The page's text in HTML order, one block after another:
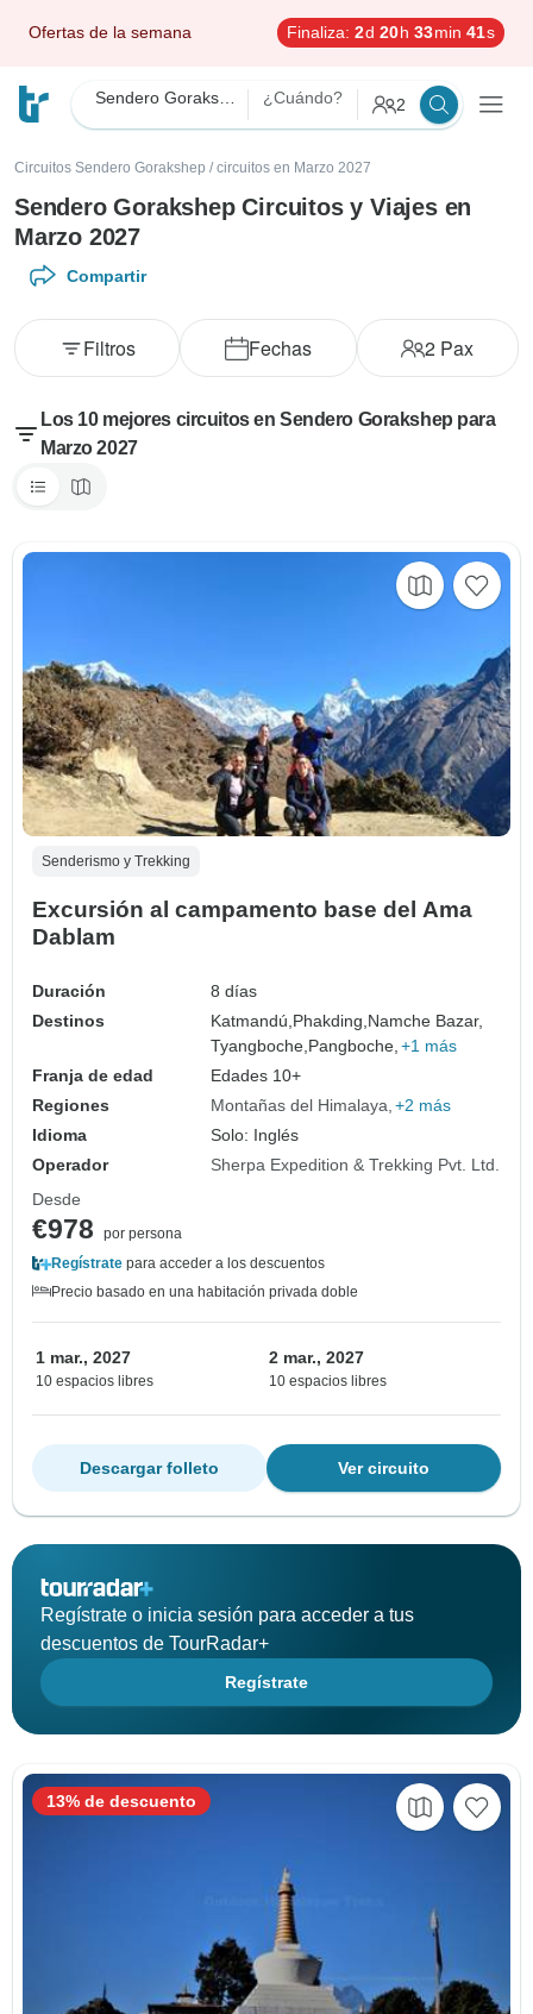
Ofertas de la semana Finaliza: 2d 20h 33min 39s
¿Cuándo? 2
Circuitos Sendero Gorakshep / circuitos en Marzo 2027
Sendero Gorakshep Circuitos y Viajes en
Marzo 2027
Compartir
Fechas 2 Pax
Filtros
Los 10 mejores circuitos en Sendero Gorakshep para
Marzo 2027
Senderismo y Trekking
Excursión al campamento base del Ama
Dablam
Duración
8 días
Destinos
Katmandú, Phakding, Namche Bazar,
Tyangboche, Pangboche, +1 más
Franja de edad
Edades 10+
Regiones
Montañas del Himalaya +2 más
Idioma
Solo: Inglés
Operador
Sherpa Expedition & Trekking Pvt. Ltd.
Desde
€978
por persona
Regístrate para acceder a los descuentos
Precio basado en una habitación privada doble
1 mar., 2027
10 espacios libres
2 mar., 2027
10 espacios libres
Ver circuito
Descargar folleto
Regístrate o inicia sesión para acceder a tus
descuentos de TourRadar+
Regístrate
13% de descuento